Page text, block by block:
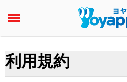
利用規約